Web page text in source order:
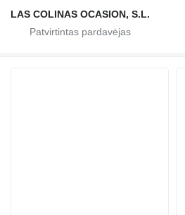
LAS COLINAS OCASION, S.L.